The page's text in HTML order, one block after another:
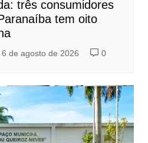
três consumidores
tem oito
6 de agosto de 2026 0